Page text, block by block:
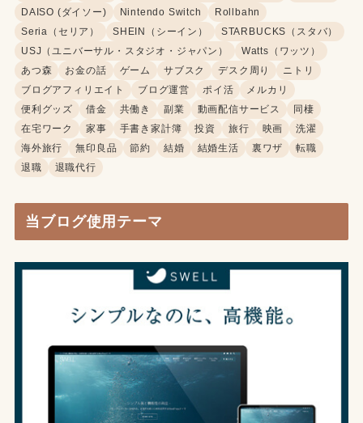
DAISO (ダイソー)
Nintendo Switch
Rollbahn
Seria（セリア）
SHEIN（シーイン）
STARBUCKS（スタバ）
USJ（ユニバーサル・スタジオ・ジャパン）
Watts（ワッツ）
あつ森
お金の話 ゲーム サブスク デスク周り
ニトリ
ブログアフィリエイト
ブログ運営 ポイ活
メルカリ
便利グッズ
借金 共働き 副業 動画配信サービス
同棲
在宅ワーク
家事 手書き家計簿 投資 旅行 映画
洗濯
海外旅行
無印良品 節約 結婚 結婚生活 裏ワザ
転職
退職
退職代行
当ブログ使用テーマ